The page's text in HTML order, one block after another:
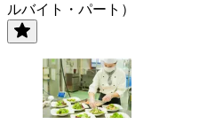
ルバイト・パート）